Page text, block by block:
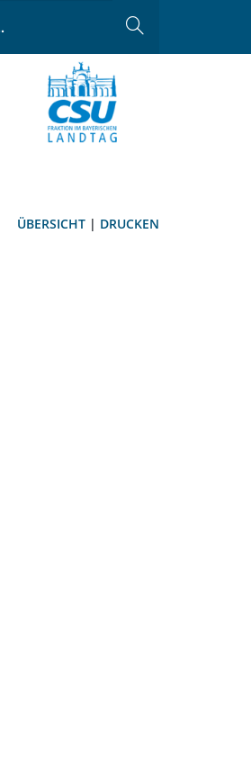
ÜBERSICHT | DRUCKEN